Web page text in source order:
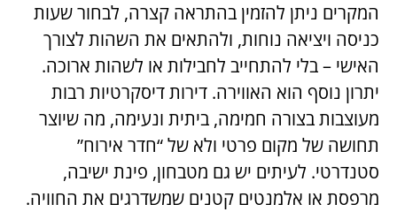
המקרים ניתן להזמין בהתראה קצרה, לבחור שעות
כניסה ויציאה נוחות, ולהתאים את השהות לצורך
האישי – בלי להתחייב לחבילות או לשהות ארוכה.
יתרון נוסף הוא האווירה. דירות דיסקרטיות רבות
מעוצבות בצורה חמימה, ביתית ונעימה, מה שיוצר
תחושה של מקום פרטי ולא של “חדר אירוח”
סטנדרטי. לעיתים יש גם מטבחון, פינת ישיבה,
מרפסת או אלמנטים קטנים שמשדרגים את החוויה.